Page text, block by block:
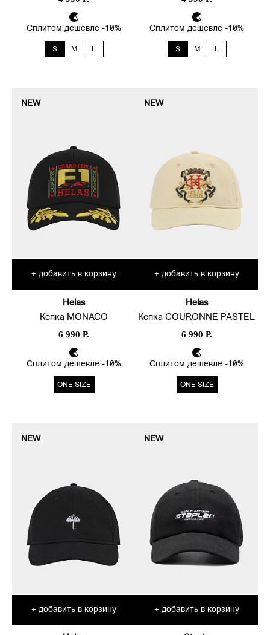
Сплитом дешевле -10%
S M L
Сплитом дешевле -10%
S M L
NEW
+ добавить в корзину
Helas
Кепка MONACO
6 990 Р.
Сплитом дешевле -10%
ONE SIZE
NEW
+ добавить в корзину
Helas
Кепка COURONNE PASTEL
6 990 Р.
Сплитом дешевле -10%
ONE SIZE
NEW
+ добавить в корзину
NEW
+ добавить в корзину